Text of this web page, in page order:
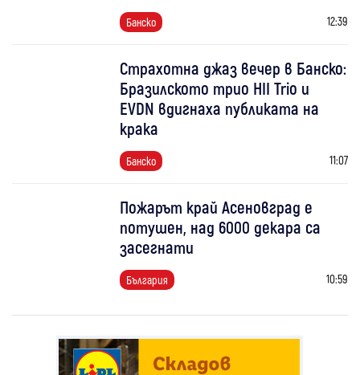
Банско 12:39
Страхотна джаз вечер в Банско:
Бразилското трио HII Trio и
EVDN вдигнаха публиката на
крака
Банско 11:07
Пожарът край Асеновград е
потушен, над 6000 декара са
засегнати
България 10:59